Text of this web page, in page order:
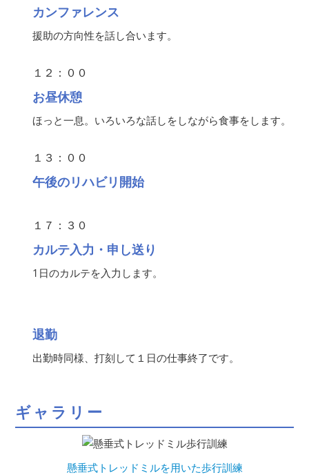
カンファレンス
援助の方向性を話し合います。
１２：００
お昼休憩
ほっと一息。いろいろな話しをしながら食事をします。
１３：００
午後のリハビリ開始
１７：３０
カルテ入力・申し送り
1日のカルテを入力します。
退勤
出勤時同様、打刻して１日の仕事終了です。
ギャラリー
懸垂式トレッドミルを用いた歩行訓練